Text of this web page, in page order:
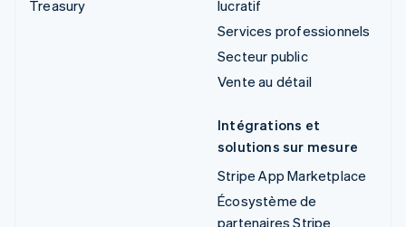
Treasury
lucratif
Services professionnels
Secteur public
Vente au détail
Intégrations et
solutions sur mesure
Stripe App Marketplace
Écosystème de
partenaires Stripe